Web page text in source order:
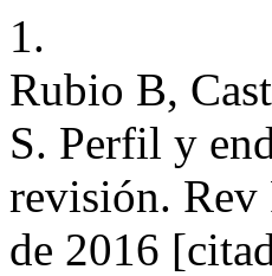
1.
Rubio B,
S. Perfil y
revisión.
de 2016